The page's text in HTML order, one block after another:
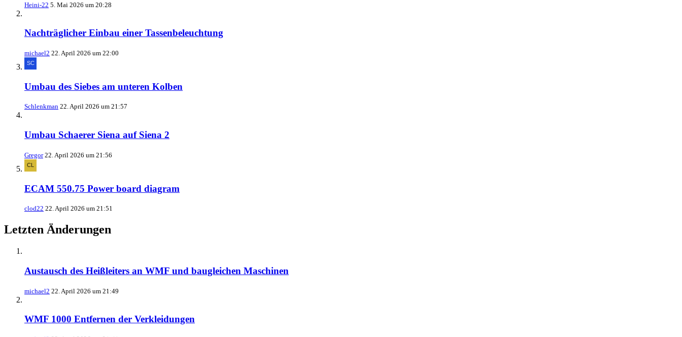
Heini-22 5. Mai 2026 um 20:28
Nachträglicher Einbau einer Tassenbeleuchtung
michael2 22. April 2026 um 22:00
Umbau des Siebes am unteren Kolben
Schlenkman 22. April 2026 um 21:57
Umbau Schaerer Siena auf Siena 2
Gregor 22. April 2026 um 21:56
ECAM 550.75 Power board diagram
clod22 22. April 2026 um 21:51
Letzten Änderungen
Austausch des Heißleiters an WMF und baugleichen Maschinen
michael2 22. April 2026 um 21:49
WMF 1000 Entfernen der Verkleidungen